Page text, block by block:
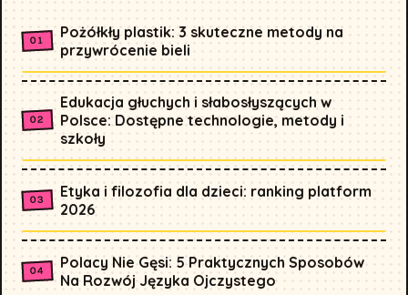
Pożółkły plastik: 3 skuteczne metody na
przywrócenie bieli
Edukacja głuchych i słabosłyszących w
Polsce: Dostępne technologie, metody i
szkoły
Etyka i filozofia dla dzieci: ranking platform
2026
Polacy Nie Gęsi: 5 Praktycznych Sposobów
Na Rozwój Języka Ojczystego